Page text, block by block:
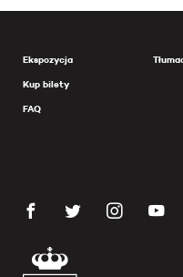
Ekspozycja
Kup bilety
FAQ